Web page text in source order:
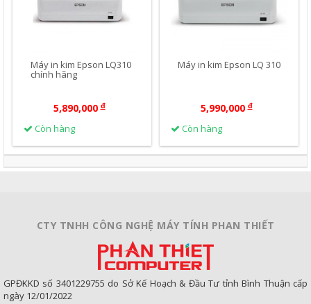
Hotline:
đồ
Trang
công
nghệ
Máy in kim Epson LQ310
chính hãng
5,890,000đ
Còn hàng
Máy in kim Epson LQ 310
5,990,000đ
Còn hàng
CTY TNHH CÔNG NGHỆ MÁY TÍNH PHAN THIẾT
GPĐKKD số 3401229755 do Sở Kế Hoạch & Đầu Tư tỉnh Bình Thuận cấp
ngày 12/01/2022